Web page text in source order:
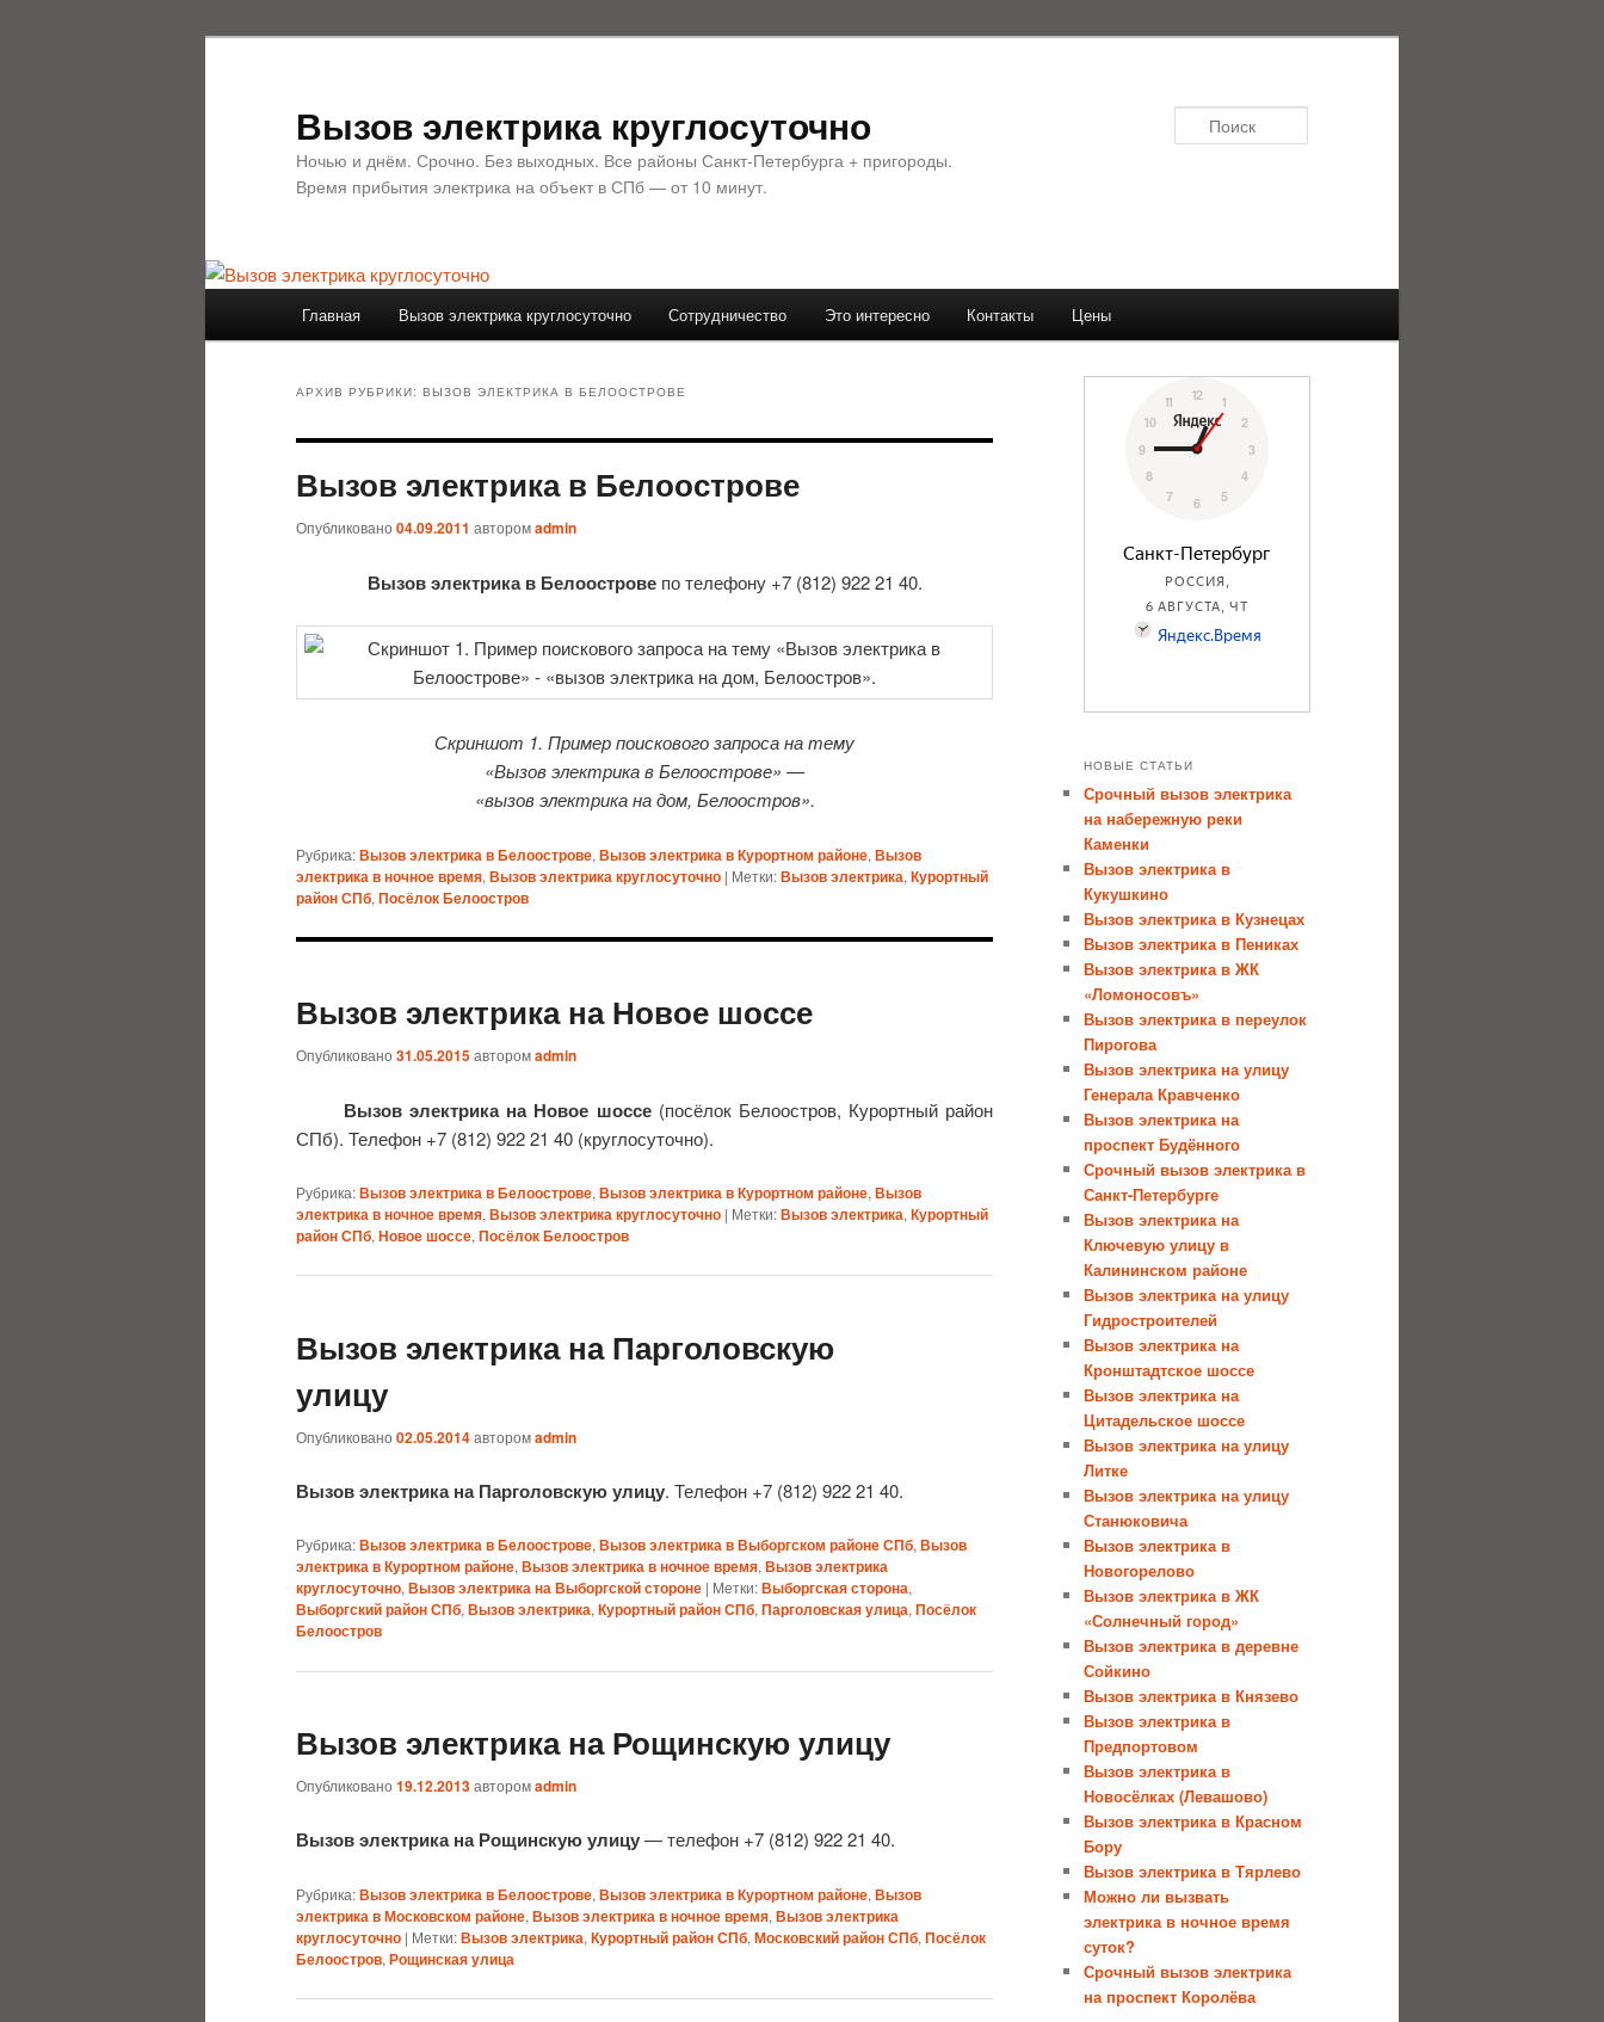
Вызов электрика круглосуточно
Ночью и днём. Срочно. Без выходных. Все районы Санкт-Петербурга + пригороды.
Время прибытия электрика на объект в СПб — от 10 минут.
Главная Вызов электрика круглосуточно Сотрудничество Это интересно Контакты Цены
АРХИВ РУБРИКИ: ВЫЗОВ ЭЛЕКТРИКА В БЕЛООСТРОВЕ
Вызов электрика в Белоострове
Опубликовано 04.09.2011 авторомadmin
Вызов электрика в Белоостровепо телефону +7 (812) 922 21 40.
Скриншот 1. Пример поискового запроса на тему
«Вызов электрика в Белоострове» —
«вызов электрика на дом, Белоостров».
Рубрика:Вызов электрика в Белоострове, Вызов электрика в Курортном районе, Вызов
электрика в ночное время, Вызов электрика круглосуточно | Метки:Вызов электрика, Курортный
район СПб, Посёлок Белоостров
Вызов электрика на Новое шоссе
Опубликовано 31.05.2015авторомadmin
Вызов электрика на Новое шоссе(посёлок Белоостров, Курортный район
СПб). Телефон +7 (812) 922 21 40 (круглосуточно).
Рубрика:Вызов электрика в Белоострове, Вызов электрика в Курортном районе, Вызов
электрика в ночное время, Вызов электрика круглосуточно | Метки:Вызов электрика, Курортный
район СПб, Новое шоссе, Посёлок Белоостров
Вызов электрика на Парголовскую
улицу
Опубликовано 02.05.2014авторомadmin
Вызов электрика на Парголовскую улицу. Телефон +7 (812) 922 21 40.
Рубрика:Вызов электрика в Белоострове, Вызов электрика в Выборгском районе СПб, Вызов
электрика в Курортном районе, Вызов электрика в ночное время, Вызов электрика
круглосуточно, Вызов электрика на Выборгской стороне | Метки:Выборгская сторона,
Выборгский район СПб, Вызов электрика, Курортный район СПб, Парголовская улица, Посёлок
Белоостров
Вызов электрика на Рощинскую улицу
Опубликовано 19.12.2013авторомadmin
Вызов электрика на Рощинскую улицу— телефон +7 (812) 922 21 40.
Рубрика:Вызов электрика в Белоострове, Вызов электрика в Курортном районе, Вызов
электрика в Московском районе, Вызов электрика в ночное время, Вызов электрика
круглосуточно | Метки:Вызов электрика, Курортный район СПб, Московский район СПб, Посёлок
Белоостров, Рощинская улица
НОВЫЕ СТАТЬИ
Срочный вызов электрика
на набережную реки
Каменки
Вызов электрика в
Кукушкино
Вызов электрика в Кузнецах
Вызов электрика в Пениках
Вызов электрика в ЖК
«Ломоносовъ»
Вызов электрика в переулок
Пирогова
Вызов электрика на улицу
Генерала Кравченко
Вызов электрика на
проспект Будённого
Срочный вызов электрика в
Санкт-Петербурге
Вызов электрика на
Ключевую улицу в
Калининском районе
Вызов электрика на улицу
Гидростроителей
Вызов электрика на
Кронштадтское шоссе
Вызов электрика на
Цитадельское шоссе
Вызов электрика на улицу
Литке
Вызов электрика на улицу
Станюковича
Вызов электрика в
Новогорелово
Вызов электрика в ЖК
«Солнечный город»
Вызов электрика в деревне
Сойкино
Вызов электрика в Князево
Вызов электрика в
Предпортовом
Вызов электрика в
Новосёлках (Левашово)
Вызов электрика в Красном
Бору
Вызов электрика в Тярлево
Можно ли вызвать
электрика в ночное время
суток?
Срочный вызов электрика
на проспект Королёва